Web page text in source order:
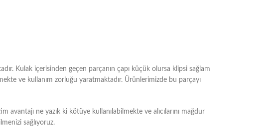
Kulak içerisinden geçen parçanın çapı küçük olursa klipsi sağlam
ve kullanım zorluğu yaratmaktadır. Ürünlerimizde bu parçayı
ne yazık ki kötüye kullanılabilmekte ve alıcılarını mağdur
sağlıyoruz.